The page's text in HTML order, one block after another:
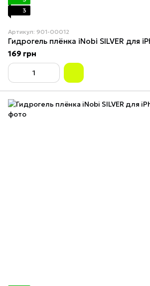
3
Артикул: 901-00012
Гидрогель плёнка iNobi SILVER для
169 грн